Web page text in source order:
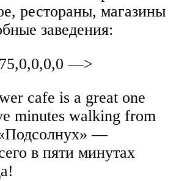
рестораны, магазины
заведения:
—>
cafe is a great one
minutes walking from
—
в пяти минутах